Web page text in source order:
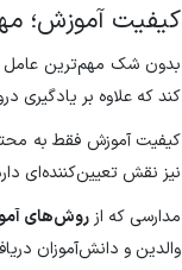
کیفیت آموزش؛
بدون شک مهم‌ترین عامل
کند که علاوه بر یادگیری
کیفیت آموزش فقط به
نیز نقش تعیین‌کننده‌ای
مدارسی که ازروش‌های
والدین و دانش‌آموزان